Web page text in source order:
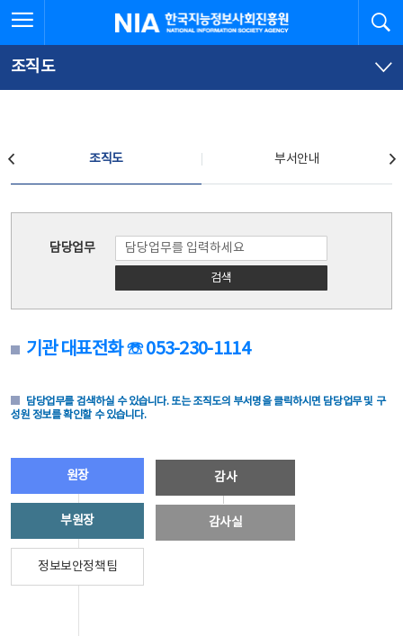
문
로
가
체
뉴
바
가
한국지능정보사회진흥원
조직도
조직도 부서안내
담당업무
검색
기관 대표전화 ☏ 053-230-1114
담당업무를 검색하실 수 있습니다. 또는 조직도의 부서명을 클릭하시면 담당업무 및 구
성원 정보를 확인할 수 있습니다.
원장
부원장
정보보안정책팀
감사
감사실